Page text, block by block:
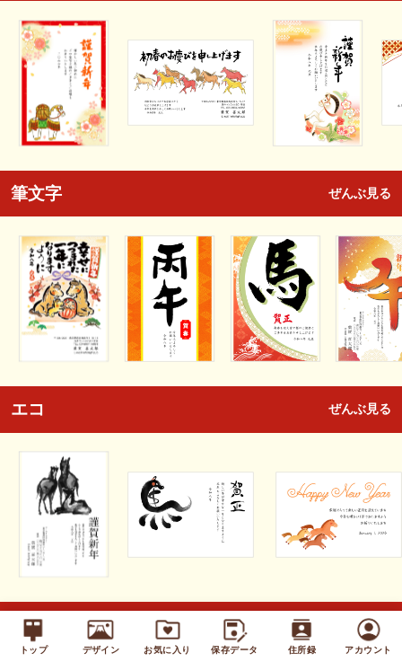
トップ デザイン お気に入り 保存データ 住所録 アカウント
筆文字 ぜんぶ見る
エコ ぜんぶ見る
キッズ ぜんぶ見る